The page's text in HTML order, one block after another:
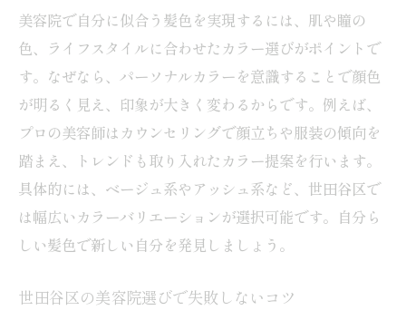
似合う髪色をプロに相談するメリット
忙しい女性でも効率よく美容院を予約する方法
美容院のネット予約で時間を有効活用
世田谷区で人気の効率的な美容院予約法
クーポンや割引を活用した美容院利用術
メンズ美容院の予約も効率的にできる理由
口コミを参考に美容院選びを時短するコツ
忙しい日々に合う美容院選びのポイント
信頼できる口コミで美容院を見極める方法
美容院で自分に似合う髪色を実現するには、肌や瞳の
色、ライフスタイルに合わせたカラー選びがポイントで
す。なぜなら、パーソナルカラーを意識することで顔色
が明るく見え、印象が大きく変わるからです。例えば、
プロの美容師はカウンセリングで顔立ちや服装の傾向を
踏まえ、トレンドも取り入れたカラー提案を行います。
具体的には、ベージュ系やアッシュ系など、世田谷区で
は幅広いカラーバリエーションが選択可能です。自分ら
しい髪色で新しい自分を発見しましょう。
世田谷区の美容院選びで失敗しないコツ